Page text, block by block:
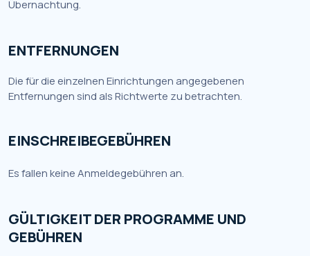
Übernachtung.
ENTFERNUNGEN
Die für die einzelnen Einrichtungen angegebenen
Entfernungen sind als Richtwerte zu betrachten.
EINSCHREIBEGEBÜHREN
Es fallen keine Anmeldegebühren an.
GÜLTIGKEIT DER PROGRAMME UND
GEBÜHREN